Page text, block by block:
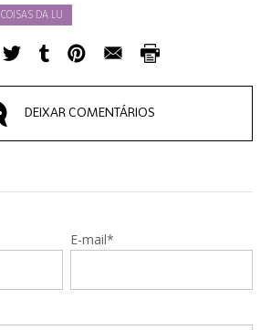
COISAS DA LU
DEIXAR COMENTÁRIOS
E-mail*